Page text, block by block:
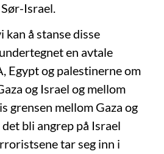
Israel.
å stanse disse
en avtale
Egypt og palestinerne om
og Israel og mellom
grensen mellom Gaza og
bli angrep på Israel
tar seg inn i